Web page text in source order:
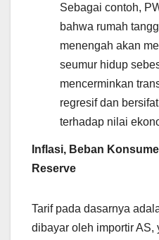
Sebagai contoh,
bahwa rumah
menengah akan
seumur hidup
mencerminkan
regresif dan
terhadap nilai
Inflasi, Beban
Reserve
Tarif pada dasarnya
dibayar oleh importir AS,